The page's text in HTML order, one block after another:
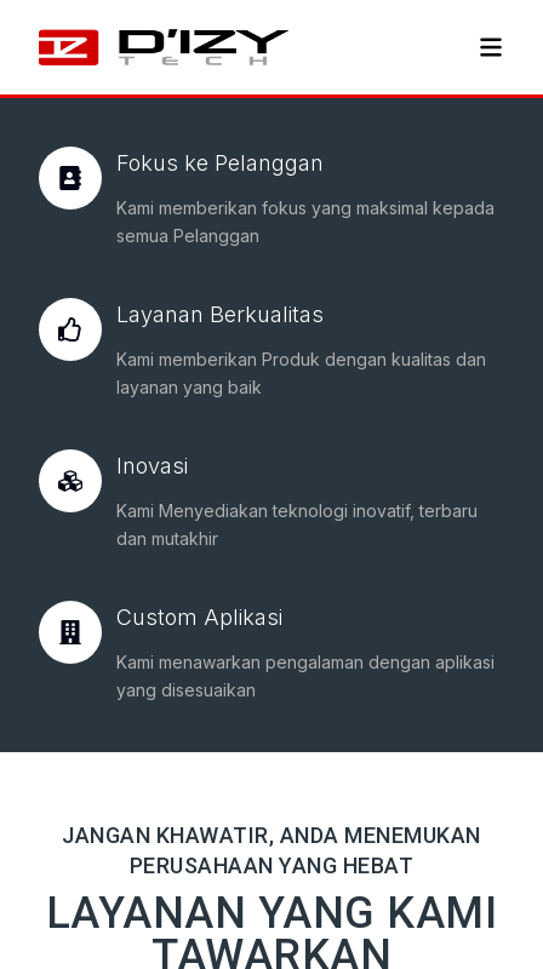
Fokus ke Pelanggan
Kami memberikan fokus yang maksimal kepada
semua Pelanggan
Layanan Berkualitas
Kami memberikan Produk dengan kualitas dan
layanan yang baik
Inovasi
Kami Menyediakan teknologi inovatif, terbaru
dan mutakhir
Custom Aplikasi
Kami menawarkan pengalaman dengan aplikasi
yang disesuaikan
JANGAN KHAWATIR, ANDA MENEMUKAN
PERUSAHAAN YANG HEBAT
LAYANAN YANG KAMI
TAWARKAN